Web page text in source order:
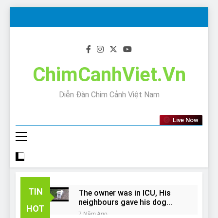
ChimCanhViet.Vn
Diễn Đàn Chim Cảnh Việt Nam
Live Now
TIN
HOT
The owner was in ICU, His
neighbours gave his dog
away!
7 Năm Ago